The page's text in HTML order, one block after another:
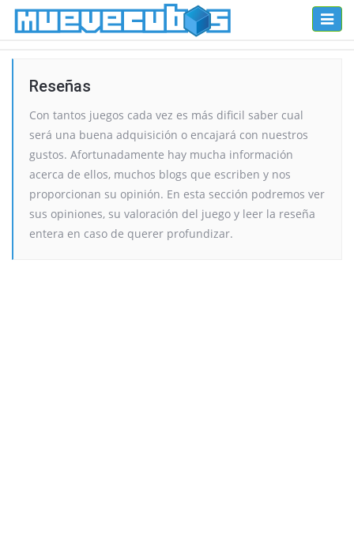
Toggle
Reseñas
Con tantos juegos cada vez es más dificil saber cual
será una buena adquisición o encajará con nuestros
gustos. Afortunadamente hay mucha información
acerca de ellos, muchos blogs que escriben y nos
proporcionan su opinión. En esta sección podremos ver
sus opiniones, su valoración del juego y leer la reseña
entera en caso de querer profundizar.